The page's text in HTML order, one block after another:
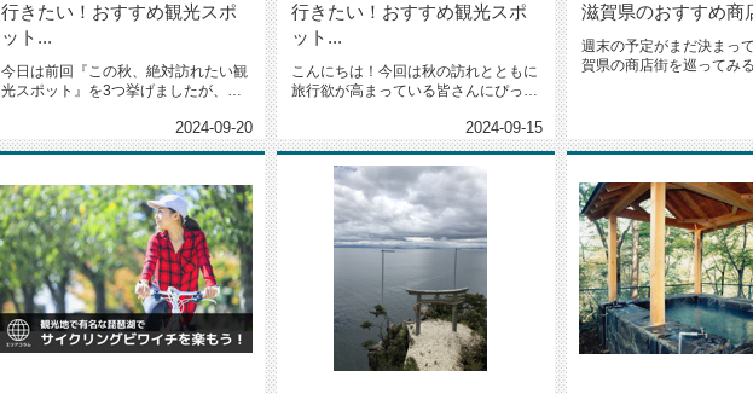
行きたい！おすすめ観光スポ
ット...
今日は前回『この秋、絶対訪れたい観
光スポット』を3つ挙げましたが、今
2024-09-20
行きたい！おすすめ観光スポ
ット...
こんにちは！今回は秋の訪れとともに
旅行欲が高まっている皆さんにぴった
2024-09-15
滋賀県のおすすめ商
週末の予定がまだ決まっ
賀県の商店街を巡ってみ